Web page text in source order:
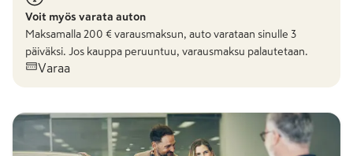
Voit myös varata auton
Maksamalla 200 € varausmaksun, auto varataan sinulle 3
päiväksi. Jos kauppa peruuntuu, varausmaksu palautetaan.
Varaa